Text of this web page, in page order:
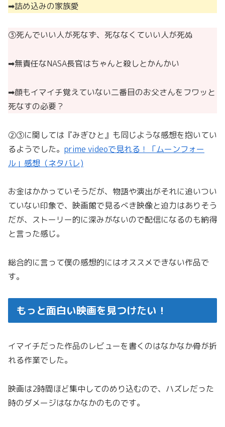
➡︎詰め込みの家族愛
③死んでいい人が死なず、死ななくていい人が死ぬ
➡︎無責任なNASA長官はちゃんと殺しとかんかい
➡︎顔もイマイチ覚えていない二番目のお父さんをフワッと
死なすの必要？
②③に関しては『みぎひと』も同じような感想を抱いてい
るようでした。 prime videoで見れる！「ムーンフォー
ル」感想（ネタバレ)
お金はかかっていそうだが、物語や演出がそれに追いつい
ていない印象で、映画館で見るべき映像と迫力はありそう
だが、ストーリー的に深みがないので配信になるのも納得
と言った感じ。
総合的に言って僕の感想的にはオススメできない作品で
す。
もっと面白い映画を見つけたい！
イマイチだった作品のレビューを書くのはなかなか骨が折
れる作業でした。
映画は2時間ほど集中してのめり込むので、ハズレだった
時のダメージはなかなかのものです。